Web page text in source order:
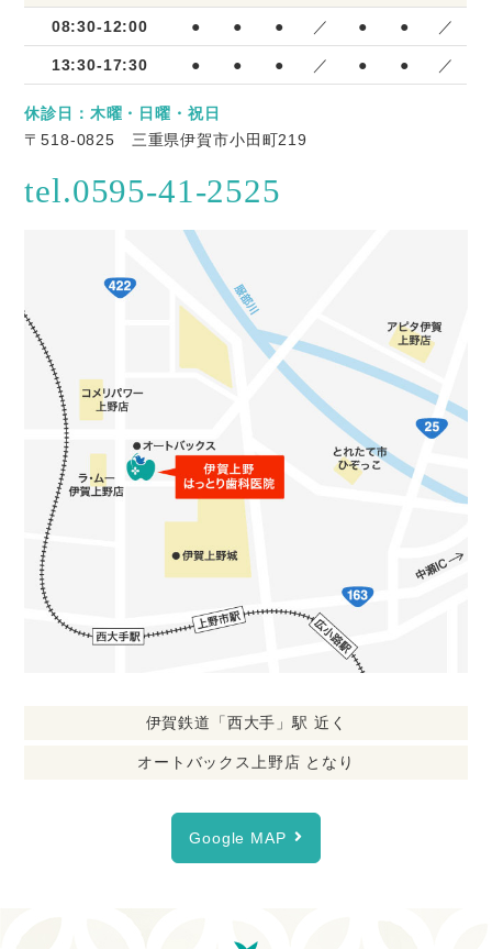
お困りの患者様にはご迷惑をおかけ致しますが
ご理解のほどよろしくお願い致します。
なお休診日にお困りの患者様は佐那具の服部歯
科医院で対応可能な場合がございます。
〒518−0001 三重県伊賀市佐那具６４０ 服部
月、火、金 8:45〜12:00 14:30〜18:00
診療日日程変更のお知らせ
2025年4月から祝日のある週の木曜日は休診日
となります。
この度の休診日の変更の理由は 「より良い人材
確保をして、 医療としての技術・サービス向上
のため」です。 当院では、虫歯や歯周病に悩ま
されない お口の健康づくりとして 予防歯科に
力を入れています。 診療をおこなっていくため
に スタッフはとても大切な存在です。 ⁡ しか
などとのの両立のために せっかくの仕事を退職
してしまうという 問題があります。 家族との
院全体でバックアップ していこうと考えまし
た。 そのような理由から、 今回の休診日の変
げます。 ご理解とご協力のほど 何卒よろしく
08:30-12:00 ● ● ● ／ ● ● ／
13:30-17:30 ● ● ● ／ ● ● ／
休診日：木曜・日曜・祝日
〒518-0825 三重県伊賀市小田町219
tel.0595-41-2525
伊賀鉄道「西大手」駅 近く
オートバックス上野店 となり
Google MAP